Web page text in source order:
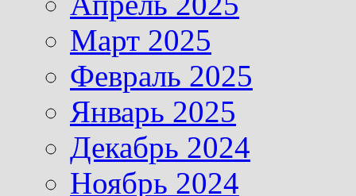
Март 2025
Февраль 2025
Январь 2025
Декабрь 2024
Ноябрь 2024